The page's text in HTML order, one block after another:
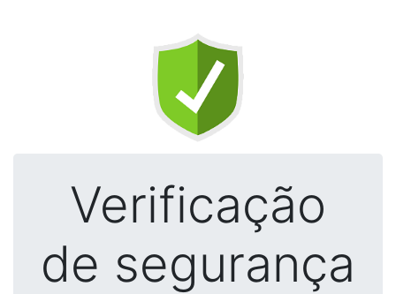
Verificação
de segurança